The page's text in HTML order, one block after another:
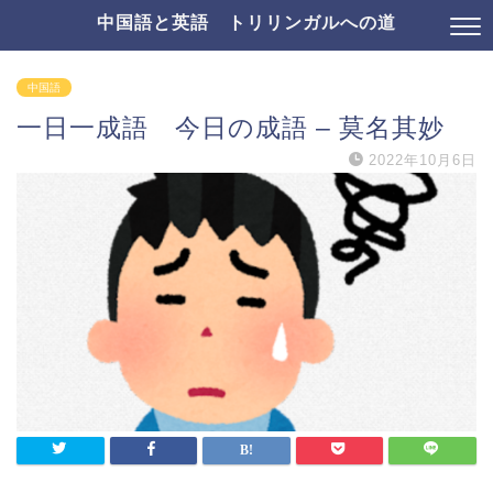
中国語と英語 トリリンガルへの道
中国語
一日一成語 今日の成語 – 莫名其妙
2022年10月6日